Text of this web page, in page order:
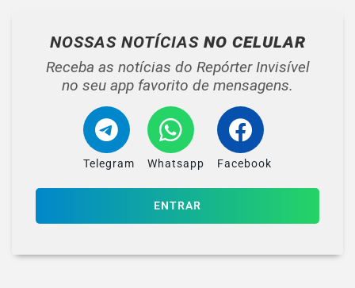
NOSSAS NOTÍCIAS NO CELULAR
Receba as notícias do Repórter Invisível
no seu app favorito de mensagens.
Telegram Whatsapp Facebook
ENTRAR